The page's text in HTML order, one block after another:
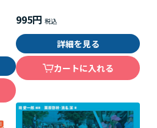
995円
詳細を見る
カートに入れる